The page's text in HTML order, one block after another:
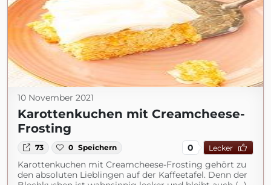
10 November 2021
Karottenkuchen mit Creamcheese-
Frosting
73 0 Speichern 0 Lecker
Karottenkuchen mit Creamcheese-Frosting gehört zu
den absoluten Lieblingen auf der Kaffeetafel. Denn der